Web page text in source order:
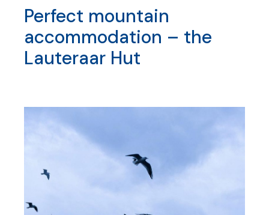
Perfect mountain
accommodation – the
Lauteraar Hut